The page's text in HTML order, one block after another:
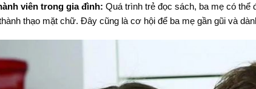
viên trong gia đình: Quá trình trẻ đọc sách, ba mẹ có thể
thạo mặt chữ. Đây cũng là cơ hội để ba mẹ gần gũi và